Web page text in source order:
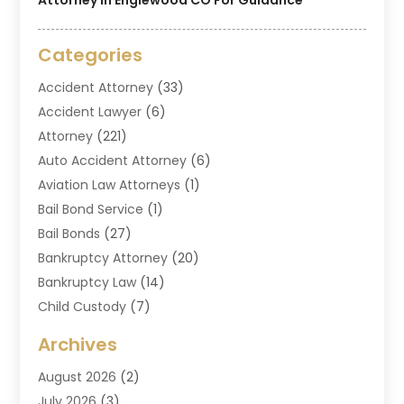
Categories
Accident Attorney (33)
Accident Lawyer (6)
Attorney (221)
Auto Accident Attorney (6)
Aviation Law Attorneys (1)
Bail Bond Service (1)
Bail Bonds (27)
Bankruptcy Attorney (20)
Bankruptcy Law (14)
Child Custody (7)
Criminal Law
Divorce And Custody
Archives
August 2026 (2)